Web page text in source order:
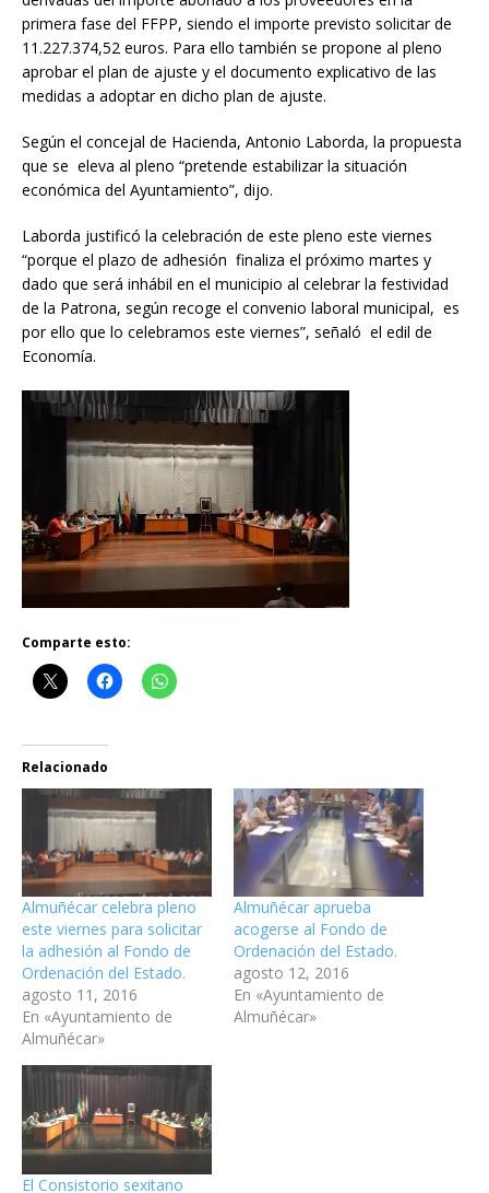
primera fase del FFPP, siendo el importe previsto solicitar de
11.227.374,52 euros. Para ello también se propone al pleno
aprobar el plan de ajuste y el documento explicativo de las
medidas a adoptar en dicho plan de ajuste.
Según el concejal de Hacienda, Antonio Laborda, la propuesta
que se eleva al pleno “pretende estabilizar la situación
económica del Ayuntamiento”, dijo.
Laborda justificó la celebración de este pleno este viernes
“porque el plazo de adhesión finaliza el próximo martes y
dado que será inhábil en el municipio al celebrar la festividad
de la Patrona, según recoge el convenio laboral municipal, es
por ello que lo celebramos este viernes”, señaló el edil de
Economía.
Comparte esto:
Relacionado
Almuñécar celebra pleno
este viernes para solicitar
la adhesión al Fondo de
Ordenación del Estado.
agosto 11, 2016
En «Ayuntamiento de
Almuñécar»
Almuñécar aprueba
acogerse al Fondo de
Ordenación del Estado.
agosto 12, 2016
En «Ayuntamiento de
Almuñécar»
El Consistorio sexitano